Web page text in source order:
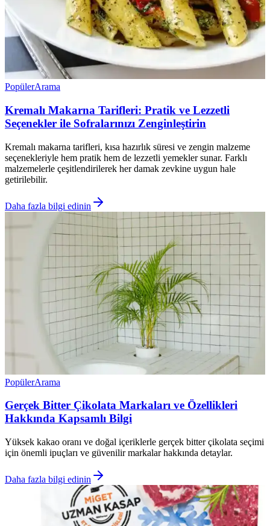
PopülerArama
Kremalı Makarna Tarifleri: Pratik ve Lezzetli
Seçenekler ile Sofralarınızı Zenginleştirin
Kremalı makarna tarifleri, kısa hazırlık süresi ve zengin malzeme
seçenekleriyle hem pratik hem de lezzetli yemekler sunar. Farklı
malzemelerle çeşitlendirilerek her damak zevkine uygun hale
getirilebilir.
Daha fazla bilgi edinin
PopülerArama
Gerçek Bitter Çikolata Markaları ve Özellikleri
Hakkında Kapsamlı Bilgi
Yüksek kakao oranı ve doğal içeriklerle gerçek bitter çikolata seçimi
için önemli ipuçları ve güvenilir markalar hakkında detaylar.
Daha fazla bilgi edinin